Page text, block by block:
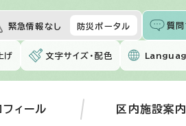
緊急情報なし 防災ポータル 質問
げ 文字サイズ・配色
ィール 区内施設案内